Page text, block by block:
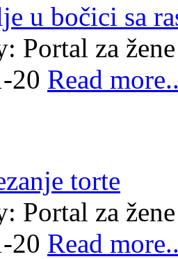
u bočici sa
Portal za žene
20 Read
torte
Portal za žene
20 Read